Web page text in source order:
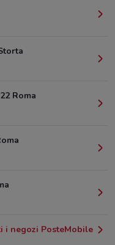
Roma
i negozi PosteMobile